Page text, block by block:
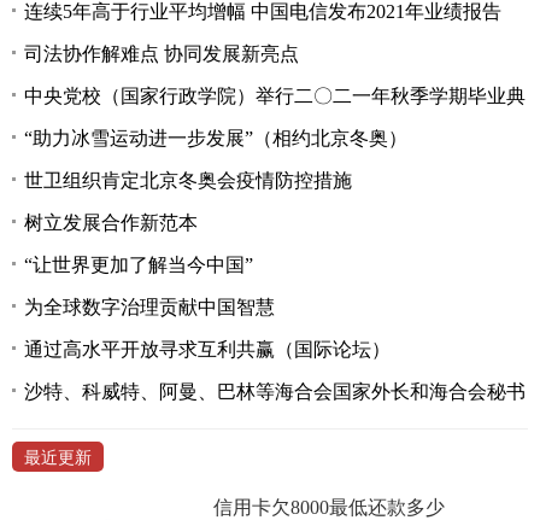
连续5年高于行业平均增幅 中国电信发布2021年业绩报告
司法协作解难点 协同发展新亮点
中央党校（国家行政学院）举行二〇二一年秋季学期毕业典
“助力冰雪运动进一步发展”（相约北京冬奥）
世卫组织肯定北京冬奥会疫情防控措施
树立发展合作新范本
“让世界更加了解当今中国”
为全球数字治理贡献中国智慧
通过高水平开放寻求互利共赢（国际论坛）
沙特、科威特、阿曼、巴林等海合会国家外长和海合会秘书
最近更新
信用卡欠8000最低还款多少